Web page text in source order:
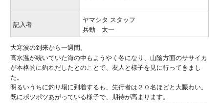
記入者
ヤマシタ スタッフ
兵動 太一
大寒波の到来から一週間。
高水温が続いていた海の中もようやく冬になり、山陰方面のササイカ
が本格的に釣れだしたとのことで、友人と様子を見に行ってきまし
た。
明るいうちに釣り場に到着するも、先行者は２０名ほどと大賑わい。
既にポツポツあがっている様子で、期待が高まります。